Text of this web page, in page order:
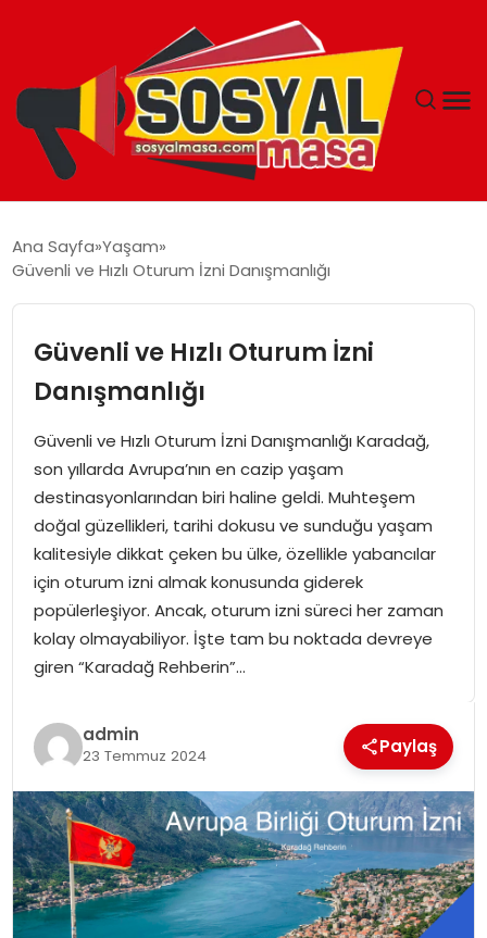
GÜNCEL
TEKNOLOJI
GÜNDEM
MAGAZIN
Ana Sayfa Yaşam
Güvenli ve Hızlı Oturum İzni Danışmanlığı
Güvenli ve Hızlı Oturum İzni
Danışmanlığı
Güvenli ve Hızlı Oturum İzni Danışmanlığı Karadağ,
son yıllarda Avrupa’nın en cazip yaşam
destinasyonlarından biri haline geldi. Muhteşem
doğal güzellikleri, tarihi dokusu ve sunduğu yaşam
kalitesiyle dikkat çeken bu ülke, özellikle yabancılar
için oturum izni almak konusunda giderek
popülerleşiyor. Ancak, oturum izni süreci her zaman
kolay olmayabiliyor. İşte tam bu noktada devreye
giren “Karadağ Rehberin”…
admin
23 Temmuz 2024 Paylaş